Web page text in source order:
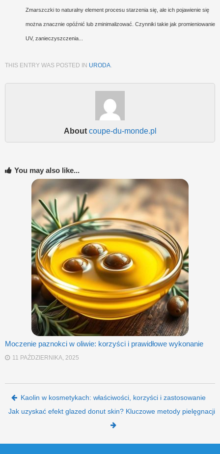
Zmarszczki to naturalny element procesu starzenia się, ale ich pojawienie się
można znacznie opóźnić lub zminimalizować. Czynniki takie jak promieniowanie
UV, zanieczyszczenia...
THIS ENTRY WAS POSTED IN URODA
About coupe-du-monde.pl
You may also like...
Moczenie paznokci w oliwie: korzyści i prawidłowe wykonanie
11 PAŹDZIERNIKA, 2025
Post navigation
Kaolin w kosmetykach: właściwości, korzyści i zastosowanie
Jak uzyskać efekt glazed donut skin? Kluczowe metody pielęgnacji